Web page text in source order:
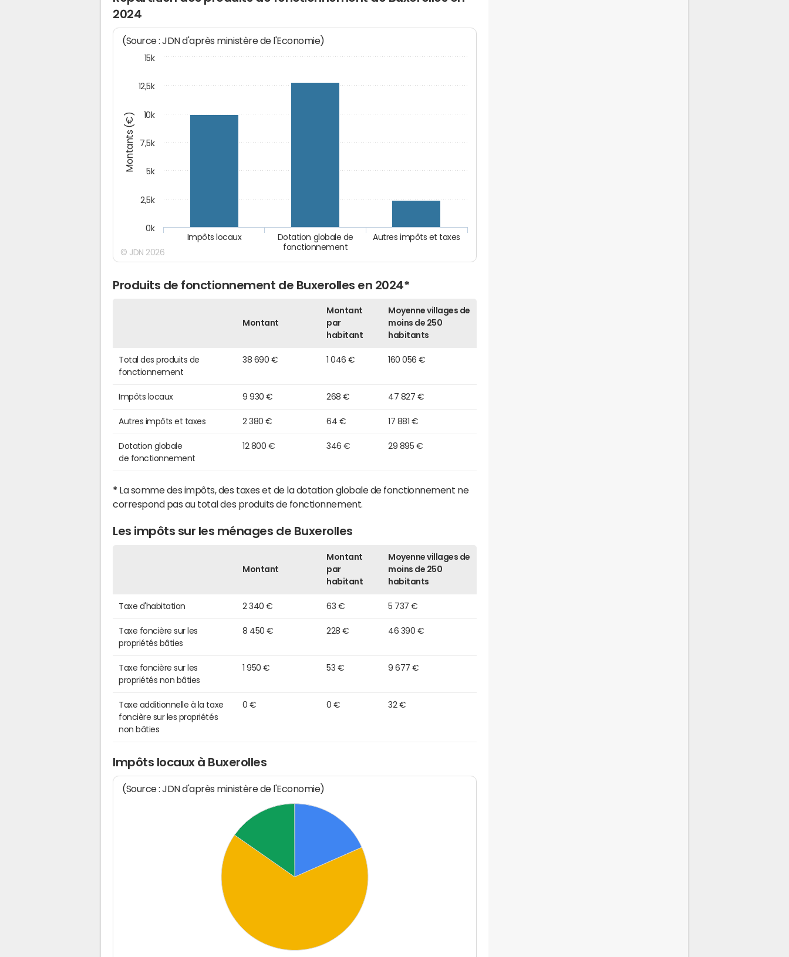
2024
Montants (€)
(Source : JDN d'après ministère de l'Economie)
Autres impôts et taxes
Dotation globale de
fonctionnement
Impôts locaux
0k
2,5k
5k
7,5k
10k
12,5k
15k
© JDN 2026
Produits de fonctionnement de Buxerolles en 2024*
Montant
Montant
par
habitant
Moyenne villages de
moins de 250
habitants
Total des produits de
fonctionnement
38 690 € 1 046 € 160 056 €
Impôts locaux 9 930 € 268 € 47 827 €
Autres impôts et taxes 2 380 € 64 € 17 881 €
Dotation globale
de fonctionnement
12 800 € 346 € 29 895 €
* La somme des impôts, des taxes et de la dotation globale de fonctionnement ne
correspond pas au total des produits de fonctionnement.
Les impôts sur les ménages de Buxerolles
Montant
Montant
par
habitant
Moyenne villages de
moins de 250
habitants
Taxe d'habitation 2 340 € 63 € 5 737 €
Taxe foncière sur les
propriétés bâties
8 450 € 228 € 46 390 €
Taxe foncière sur les
propriétés non bâties
1 950 € 53 € 9 677 €
Taxe additionnelle à la taxe
foncière sur les propriétés
non bâties
0 € 0 € 32 €
Impôts locaux à Buxerolles
(Source : JDN d'après ministère de l'Economie)